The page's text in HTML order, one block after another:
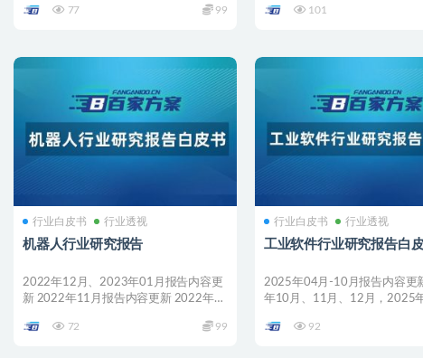
77
99
101
行业白皮书 行业透视
机器人行业研究报告
2022年12月、2023年01月报告内容更
新 2022年11月报告内容更新 2022年
72
99
行业白皮书 行业透视
工业软件行业研究报告白
2025年04月-10月报告内容更
年10月、11月、12月，2025
92